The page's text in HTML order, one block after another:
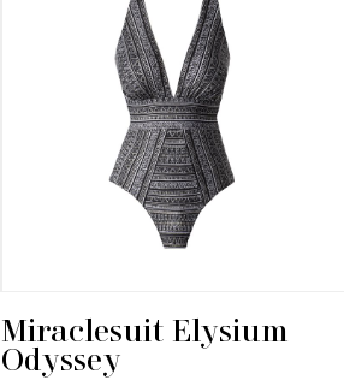
Miraclesuit Elysium
Odyssey